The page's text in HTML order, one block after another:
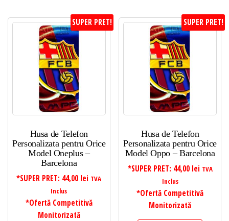
SUPER PRET!
Husa de Telefon
Personalizata pentru Orice
Model Oneplus –
Barcelona
*SUPER PRET: 44,00 lei TVA
Inclus
*Ofertă Competitivă
Monitorizată
SUPER PRET!
Husa de Telefon
Personalizata pentru Orice
Model Oppo – Barcelona
*SUPER PRET: 44,00 lei TVA
Inclus
*Ofertă Competitivă
Monitorizată